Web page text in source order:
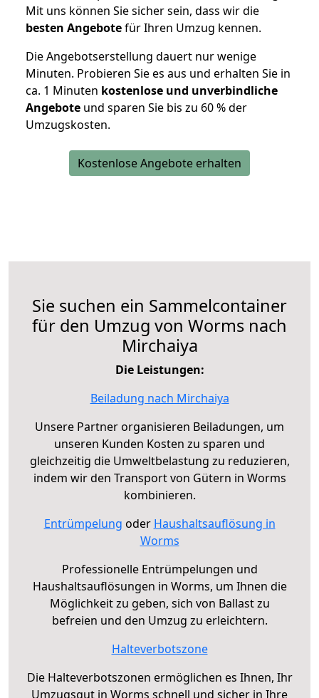
Mit uns können Sie sicher sein, dass wir die
besten Angebotefür Ihren Umzug kennen.
Die Angebotserstellung dauert nur wenige
Minuten. Probieren Sie es aus und erhalten Sie in
ca. 1 Minuten kostenlose und unverbindliche
Angebote und sparen Sie bis zu 60 % der
Umzugskosten.
Kostenlose Angebote erhalten
Sie suchen ein Sammelcontainer
für den Umzug von Worms nach
Mirchaiya
Die Leistungen:
Beiladung nach Mirchaiya
Unsere Partner organisieren Beiladungen, um
unseren Kunden Kosten zu sparen und
gleichzeitig die Umweltbelastung zu reduzieren,
indem wir den Transport von Gütern in Worms
kombinieren.
Entrümpelung oder Haushaltsauflösung in
Worms
Professionelle Entrümpelungen und
Haushaltsauflösungen in Worms, um Ihnen die
Möglichkeit zu geben, sich von Ballast zu
befreien und den Umzug zu erleichtern.
Halteverbotszone
Die Halteverbotszonen ermöglichen es Ihnen, Ihr
Umzugsgut in Worms schnell und sicher in Ihre